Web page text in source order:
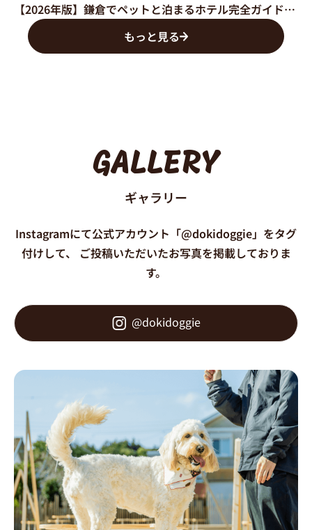
【2026年版】鎌倉でペットと泊まるホテル完全ガイド｜愛犬・愛猫と楽しむ観光＆快適ステイ
もっと見る
GALLERY
ギャラリー
Instagramにて公式アカウント「@dokidoggie」をタグ
付けして、
ご投稿いただいたお写真を掲載しておりま
す。
@dokidoggie